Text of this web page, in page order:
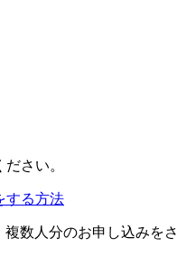
さい。
する方法
数人分のお申し込みをさ